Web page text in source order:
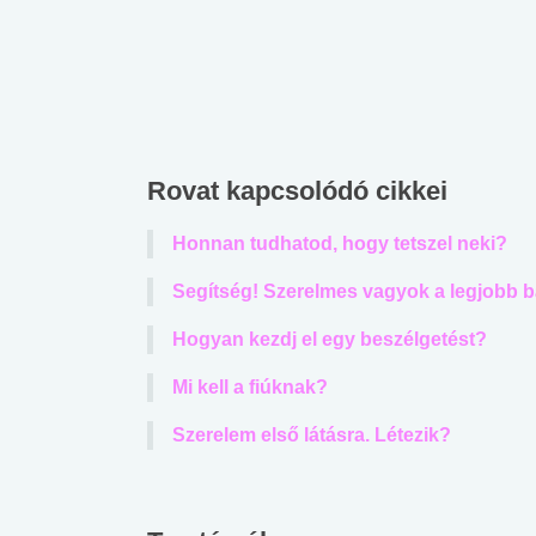
Rovat kapcsolódó cikkei
Honnan tudhatod, hogy tetszel neki?
Segítség! Szerelmes vagyok a legjobb
Hogyan kezdj el egy beszélgetést?
Mi kell a fiúknak?
Szerelem első látásra. Létezik?